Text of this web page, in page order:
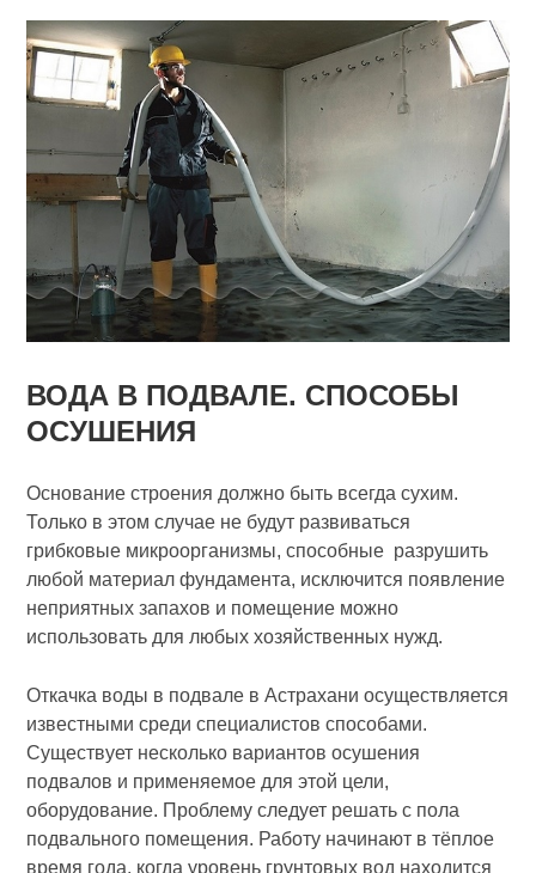
ВОДА В ПОДВАЛЕ. СПОСОБЫ
ОСУШЕНИЯ
Основание строения должно быть всегда сухим.
Только в этом случае не будут развиваться
грибковые микроорганизмы, способные разрушить
любой материал фундамента, исключится появление
неприятных запахов и помещение можно
использовать для любых хозяйственных нужд.
Откачка воды в подвале в Астрахани осуществляется
известными среди специалистов способами.
Существует несколько вариантов осушения
подвалов и применяемое для этой цели,
оборудование. Проблему следует решать с пола
подвального помещения. Работу начинают в тёплое
время года, когда уровень грунтовых вод находится